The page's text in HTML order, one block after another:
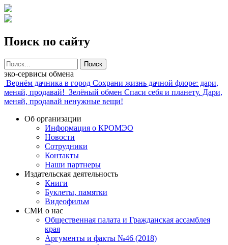
Поиск по сайту
Поиск
эко-сервисы обмена
Вернём дачника в город Сохрани жизнь дачной флоре: дари,
меняй, продавай! Зелёный обмен Спаси себя и планету. Дари,
меняй, продавай ненужные вещи!
Об организации
Информация о КРОМЭО
Новости
Сотрудники
Контакты
Наши партнеры
Издательская деятельность
Книги
Буклеты, памятки
Видеофильм
СМИ о нас
Общественная палата и Гражданская ассамблея
края
Аргументы и факты №46 (2018)